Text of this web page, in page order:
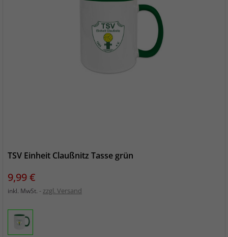
TSV Einheit Claußnitz Tasse grün
Preis
9,99 €
inkl. MwSt. zzgl. Versand